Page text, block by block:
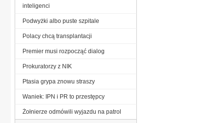
inteligenci
Podwyżki albo puste szpitale
Polacy chcą transplantacji
Premier musi rozpocząć dialog
Prokuratorzy z NIK
Ptasia grypa znowu straszy
Waniek: IPN i PR to przestępcy
Żołnierze odmówili wyjazdu na patrol